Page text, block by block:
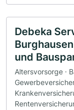
Debeka
und
Altersvorsorge ·